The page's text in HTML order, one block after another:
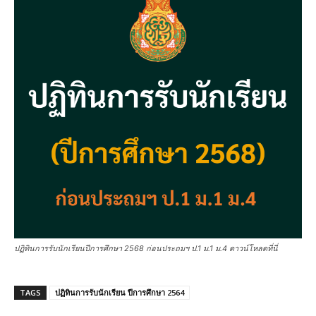
ปฏิทินการรับนักเรียนปีการศึกษา 2568 ก่อนประถมฯ ป.1 ม.1 ม.4 ดาวน์โหลดที่นี่
TAGS ปฏิทินการรับนักเรียน ปีการศึกษา 2564